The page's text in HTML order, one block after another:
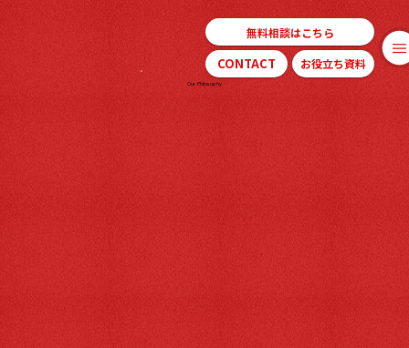
無料相談はこちら
CONTACT お役立ち資料
Our Philosophy